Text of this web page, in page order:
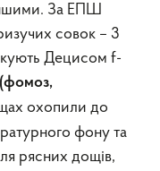
За ЕПШ
совок – 3
Децисом f-
охопили до
фону та
рясних дощів,